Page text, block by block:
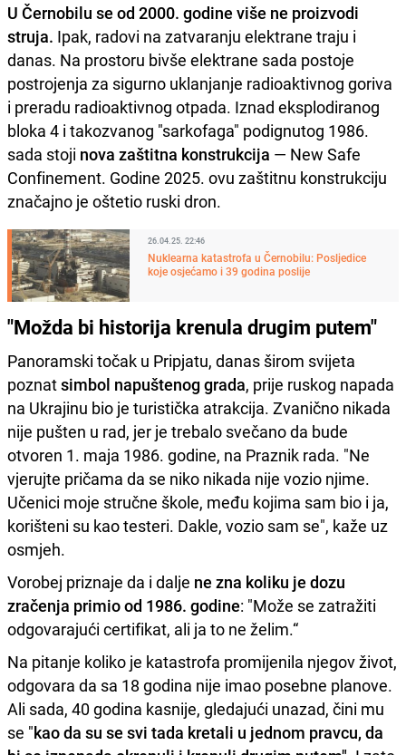
U Černobilu se od 2000. godine više ne proizvodi
struja. Ipak, radovi na zatvaranju elektrane traju i
danas. Na prostoru bivše elektrane sada postoje
postrojenja za sigurno uklanjanje radioaktivnog goriva
i preradu radioaktivnog otpada. Iznad eksplodiranog
bloka 4 i takozvanog "sarkofaga" podignutog 1986.
sada stoji nova zaštitna konstrukcija — New Safe
Confinement. Godine 2025. ovu zaštitnu konstrukciju
značajno je oštetio ruski dron.
26.04.25. 22:46
Nuklearna katastrofa u Černobilu: Posljedice
koje osjećamo i 39 godina poslije
"Možda bi historija krenula drugim putem"
Panoramski točak u Pripjatu, danas širom svijeta
poznatsimbol napuštenog grada, prije ruskog napada
na Ukrajinu bio je turistička atrakcija. Zvanično nikada
nije pušten u rad, jer je trebalo svečano da bude
otvoren 1. maja 1986. godine, na Praznik rada. "Ne
vjerujte pričama da se niko nikada nije vozio njime.
Učenici moje stručne škole, među kojima sam bio i ja,
korišteni su kao testeri. Dakle, vozio sam se", kaže uz
osmjeh.
Vorobej priznaje da i dalje ne zna koliku je dozu
zračenja primio od 1986. godine: "Može se zatražiti
odgovarajući certifikat, ali ja to ne želim.“
Na pitanje koliko je katastrofa promijenila njegov život,
odgovara da sa 18 godina nije imao posebne planove.
Ali sada, 40 godina kasnije, gledajući unazad, čini mu
se "kao da su se svi tada kretali u jednom pravcu, da